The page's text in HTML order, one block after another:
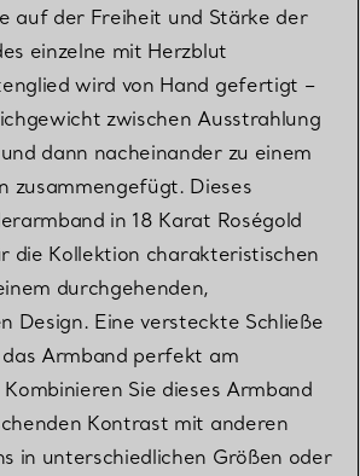
auf der Freiheit und Stärke der
einzelne mit Herzblut
wird von Hand gefertigt –
zwischen Ausstrahlung
dann nacheinander zu einem
zusammengefügt. Dieses
in 18 Karat Roségold
die Kollektion charakteristischen
durchgehenden,
Design. Eine versteckte Schließe
Armband perfekt am
Sie dieses Armband
Kontrast mit anderen
in unterschiedlichen Größen oder